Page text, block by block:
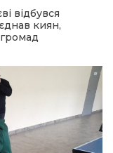
відбувся
киян,